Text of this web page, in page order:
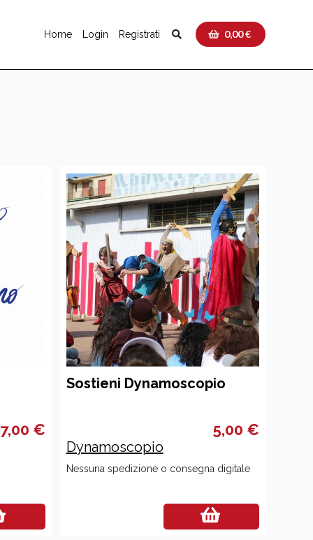
Home Login Registrati 0,00 €
7,00 €
Sostieni Dynamoscopio
5,00 €
Dynamoscopio
Nessuna spedizione o consegna digitale